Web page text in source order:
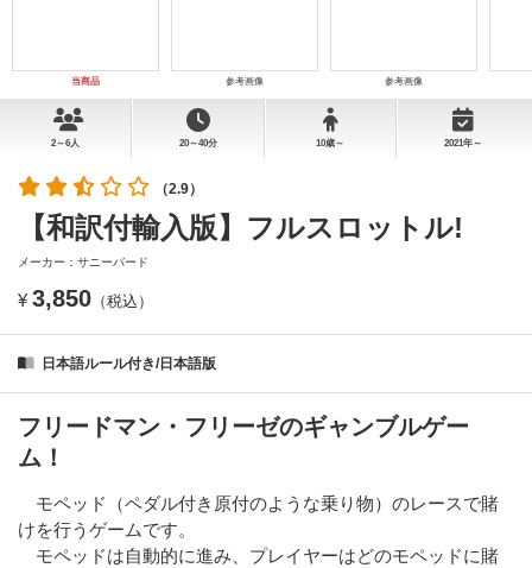
当商品 参考画像 参考画像
2～6人 20～40分 10歳～ 2021年～
（2.9）
【和訳付輸入版】フルスロットル!
メーカー：サニーバード
¥ 3,850 （税込）
日本語ルール付き/日本語版
フリードマン・フリーゼのギャンブルゲー
ム！
モペッド（ペダル付き原付のような乗り物）のレースで賭
けを行うゲームです。
モペッドは自動的に進み、プレイヤーはどのモペッドに賭